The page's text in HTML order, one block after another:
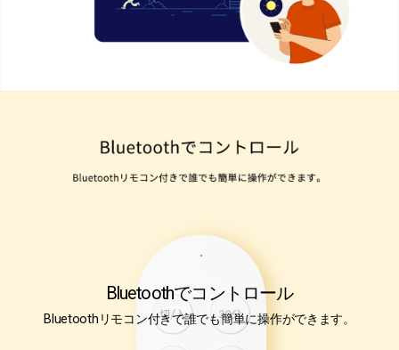
Bluetoothでコントロール
Bluetoothリモコン付きで誰でも簡単に操作ができます。